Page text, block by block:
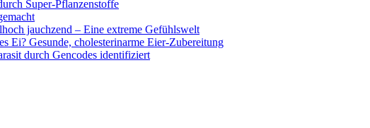
Super-Pflanzenstoffe
jauchzend – Eine extreme Gefühlswelt
Ei? Gesunde, cholesterinarme Eier-Zubereitung
durch Gencodes identifiziert